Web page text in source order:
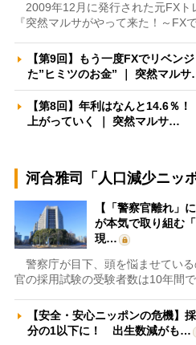
2009年12月に発行された元FXト
『突然マルサがやって来た！～FX
【第9回】もう一度FXでリベン
た”ヒミツのお金” ｜ 突然マル
【第8回】年利はなんと14.6％
上がっていく ｜ 突然マルサ…
河合雅司「人口減少ニッ
【「警察官離れ」
が本気で取り組む
現…
警察庁が目下、頭を悩ませてい
官の採用試験の受験者数は10年間
【安全・安心ニッポンの危機】
分の1以下に！ 出生数減がも…